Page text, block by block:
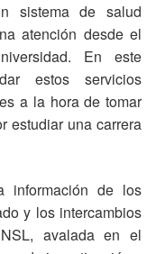
sistema de salud
atención desde el
En este
estos servicios
a la hora de tomar
estudiar una carrera
información de los
y los intercambios
avalada en el